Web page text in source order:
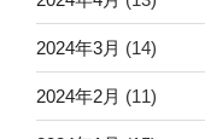
2024年3月 (14)
2024年2月 (11)